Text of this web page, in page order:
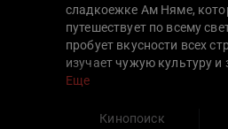
сладкоежке Ам Няме,
путешествует по всему
пробует вкусности всех
изучает чужую культуру
зрителей с самыми
Еще
Кинопоиск